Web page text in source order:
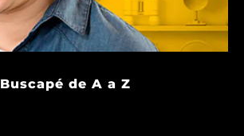
Buscapé de A a Z